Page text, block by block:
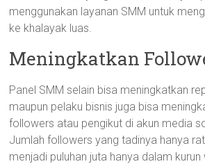
menggunakan layanan SMM untuk
ke khalayak luas.
Meningkatkan
Panel SMM selain bisa meningkatkan
maupun pelaku bisnis juga bisa
followers atau pengikut di akun media
Jumlah followers yang tadinya hanya
menjadi puluhan juta hanya dalam